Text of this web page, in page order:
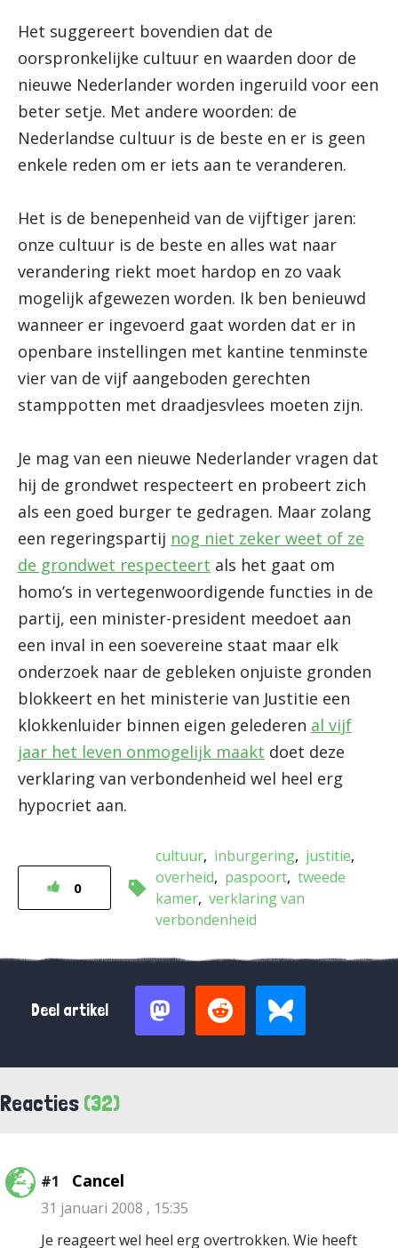
Het suggereert bovendien dat de
oorspronkelijke cultuur en waarden door de
nieuwe Nederlander worden ingeruild voor een
beter setje. Met andere woorden: de
Nederlandse cultuur is de beste en er is geen
enkele reden om er iets aan te veranderen.
Het is de benepenheid van de vijftiger jaren:
onze cultuur is de beste en alles wat naar
verandering riekt moet hardop en zo vaak
mogelijk afgewezen worden. Ik ben benieuwd
wanneer er ingevoerd gaat worden dat er in
openbare instellingen met kantine tenminste
vier van de vijf aangeboden gerechten
stamppotten met draadjesvlees moeten zijn.
Je mag van een nieuwe Nederlander vragen dat
hij de grondwet respecteert en probeert zich
als een goed burger te gedragen. Maar zolang
een regeringspartij nog niet zeker weet of ze
de grondwet respecteert als het gaat om
homo’s in vertegenwoordigende functies in de
partij, een minister-president meedoet aan
een inval in een soevereine staat maar elk
onderzoek naar de gebleken onjuiste gronden
blokkeert en het ministerie van Justitie een
klokkenluider binnen eigen gelederen al vijf
jaar het leven onmogelijk maakt doet deze
verklaring van verbondenheid wel heel erg
hypocriet aan.
0
cultuur inburgering justitie
overheid
paspoort tweede
kamer verklaring van
verbondenheid
Deel artikel
Reacties (32)
#1 Cancel
31 januari 2008 , 15:35
Je reageert wel heel erg overtrokken. Wie heeft